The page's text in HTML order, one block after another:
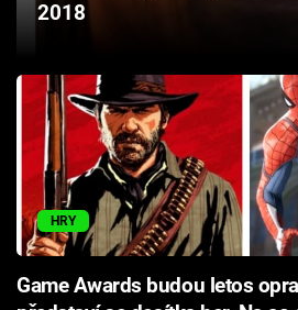
Pořady
TV Program
Sledujte prima+
Přihlášení
Sledujte nás
2018
HRY
Game Awards budou letos